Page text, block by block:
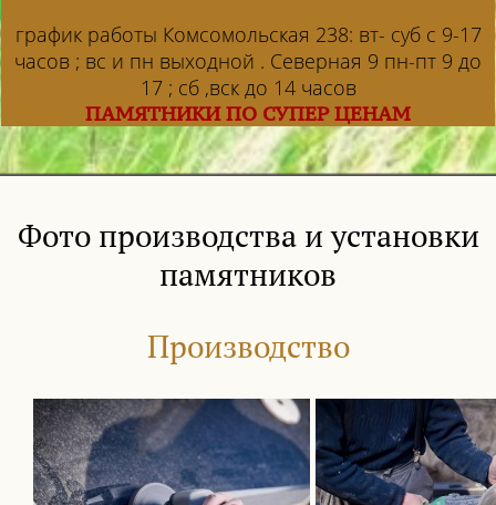
график работы Комсомольская 238: вт- суб с 9-17
часов ; вс и пн выходной . Северная 9 пн-пт 9 до
17 ; сб ,вск до 14 часов
ПАМЯТНИКИ ПО СУПЕР ЦЕНАМ
Фото производства и установки
памятников
Производство